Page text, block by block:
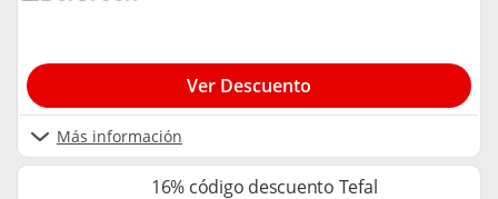
Más información
Ver Descuento
16% código descuento Tefal